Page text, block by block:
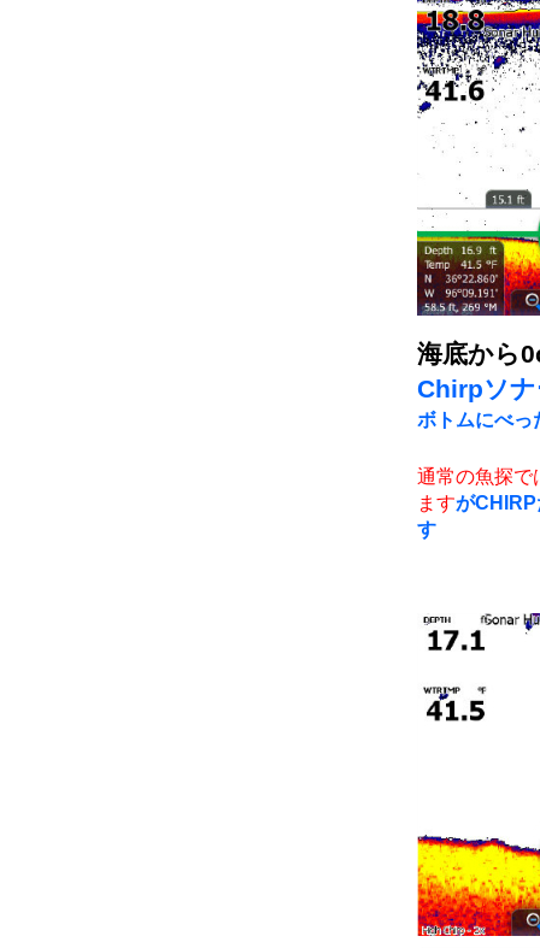
海底から
Chirpソ
ボトムにべっ
通常の魚探で
ますが
す